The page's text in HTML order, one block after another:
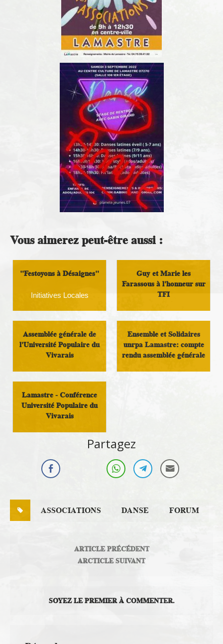
Vous aimerez peut-être aussi :
"Festoyons à Désaignes"
Initiatives Locales
Guy et Marie les
Farassous à l'honneur sur
TFI
Assemblée générale de
l'Université Populaire du
Vivarais
Ensemble et Solidaires
unrpa Lamastre: compte
rendu assemblée générale
Lamastre - Conférence
Université Populaire du
Vivarais
Partagez
ASSOCIATIONS DANSE FORUM
ARTICLE PRÉCÉDENT
ARCTICLE SUIVANT
SOYEZ LE PREMIER À COMMENTER.